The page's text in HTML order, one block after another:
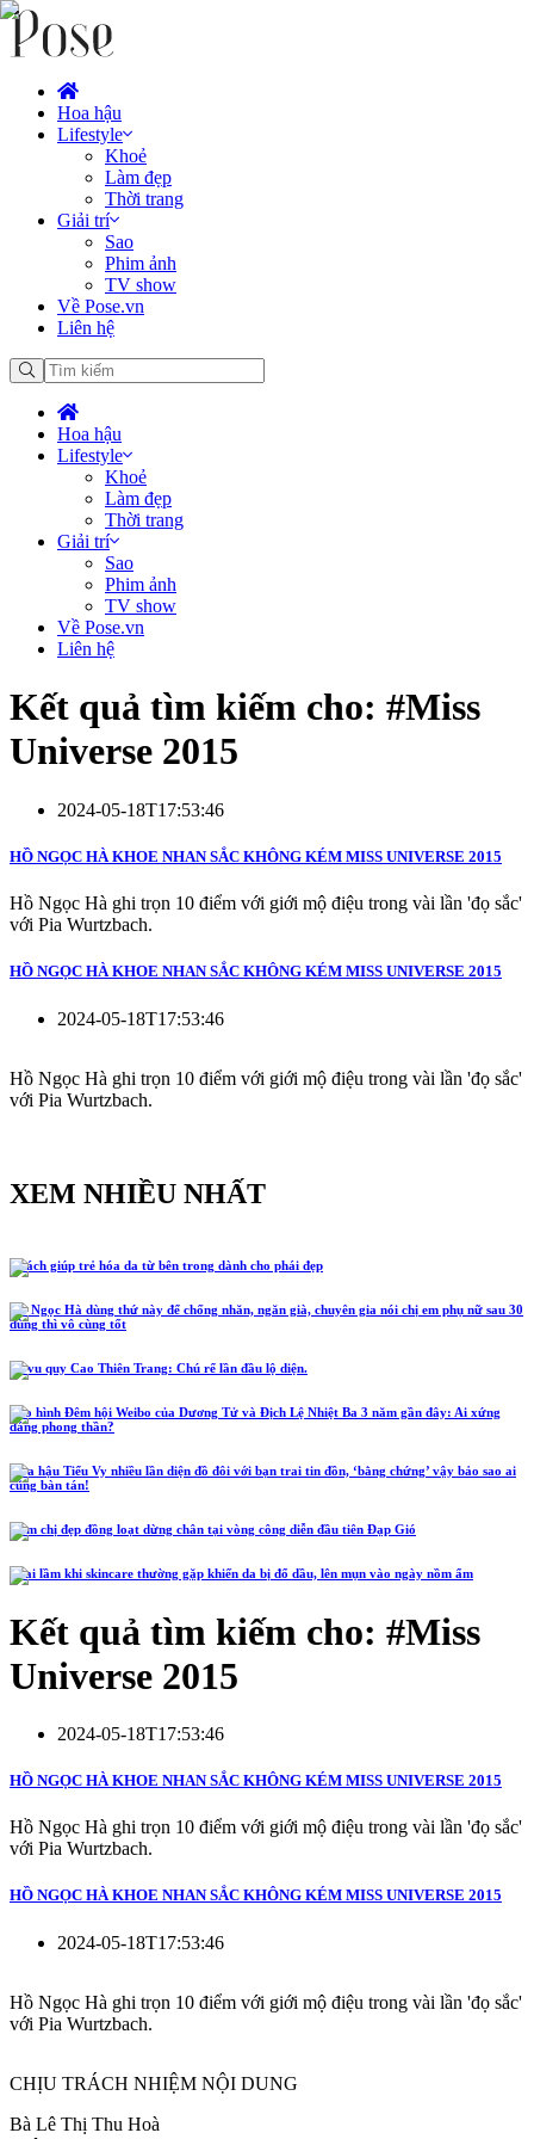
Hoa hậu
Lifestyle
Khoẻ
Làm đẹp
Thời trang
Giải trí
Sao
Phim ảnh
TV show
Về Pose.vn
Liên hệ
Hoa hậu
Lifestyle
Khoẻ
Làm đẹp
Thời trang
Giải trí
Sao
Phim ảnh
TV show
Về Pose.vn
Liên hệ
Kết quả tìm kiếm cho: #Miss
Universe 2015
2024-05-18T17:53:46
HỒ NGỌC HÀ KHOE NHAN SẮC KHÔNG KÉM MISS UNIVERSE 2015
Hồ Ngọc Hà ghi trọn 10 điểm với giới mộ điệu trong vài lần 'đọ sắc'
với Pia Wurtzbach.
HỒ NGỌC HÀ KHOE NHAN SẮC KHÔNG KÉM MISS UNIVERSE 2015
2024-05-18T17:53:46
Hồ Ngọc Hà ghi trọn 10 điểm với giới mộ điệu trong vài lần 'đọ sắc'
với Pia Wurtzbach.
XEM NHIỀU NHẤT
5 cách giúp trẻ hóa da từ bên trong dành cho phái đẹp
Hồ Ngọc Hà dùng thứ này để chống nhăn, ngăn già, chuyên gia nói chị em phụ nữ sau 30
dùng thì vô cùng tốt
Lễ vu quy Cao Thiên Trang: Chú rể lần đầu lộ diện.
Tạo hình Đêm hội Weibo của Dương Tử và Địch Lệ Nhiệt Ba 3 năm gần đây: Ai xứng
đáng phong thần?
Hoa hậu Tiểu Vy nhiều lần diện đồ đôi với bạn trai tin đồn, ‘bằng chứng’ vậy bảo sao ai
cũng bàn tán!
Năm chị đẹp đồng loạt dừng chân tại vòng công diễn đầu tiên Đạp Gió
4 sai lầm khi skincare thường gặp khiến da bị đổ dầu, lên mụn vào ngày nồm ẩm
Kết quả tìm kiếm cho: #Miss
Universe 2015
2024-05-18T17:53:46
HỒ NGỌC HÀ KHOE NHAN SẮC KHÔNG KÉM MISS UNIVERSE 2015
Hồ Ngọc Hà ghi trọn 10 điểm với giới mộ điệu trong vài lần 'đọ sắc'
với Pia Wurtzbach.
HỒ NGỌC HÀ KHOE NHAN SẮC KHÔNG KÉM MISS UNIVERSE 2015
2024-05-18T17:53:46
Hồ Ngọc Hà ghi trọn 10 điểm với giới mộ điệu trong vài lần 'đọ sắc'
với Pia Wurtzbach.
CHỊU TRÁCH NHIỆM NỘI DUNG
Bà Lê Thị Thu Hoà